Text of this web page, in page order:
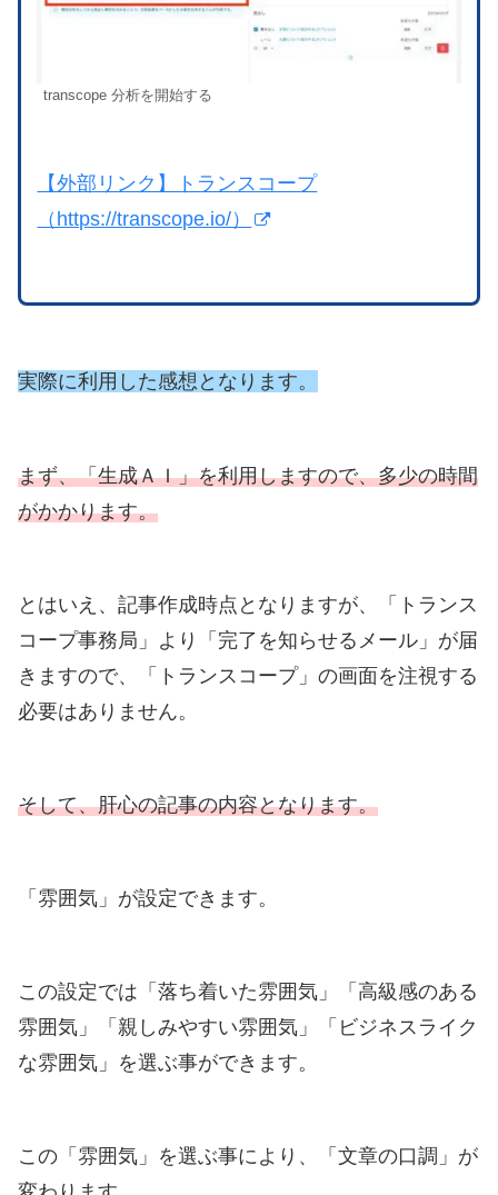
transcope 分析を開始する
【外部リンク】トランスコープ
（https://transcope.io/）
実際に利用した感想となります。
まず、「生成ＡＩ」を利用しますので、多少の時間
がかかります。
とはいえ、記事作成時点となりますが、「トランス
コープ事務局」より「完了を知らせるメール」が届
きますので、「トランスコープ」の画面を注視する
必要はありません。
そして、肝心の記事の内容となります。
「雰囲気」が設定できます。
この設定では「落ち着いた雰囲気」「高級感のある
雰囲気」「親しみやすい雰囲気」「ビジネスライク
な雰囲気」を選ぶ事ができます。
この「雰囲気」を選ぶ事により、「文章の口調」が